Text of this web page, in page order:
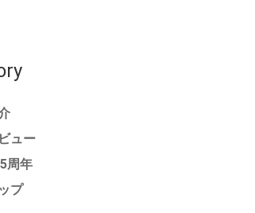
ュー
周年
プ